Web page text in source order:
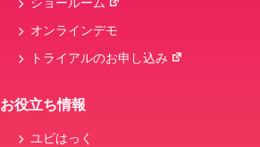
オンラインデモ
トライアルのお申し込み
お役立ち情報
ユビはっく